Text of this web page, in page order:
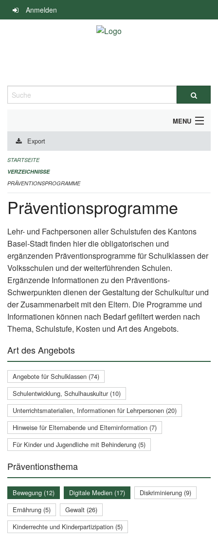
Navigation
überspringen
Anmelden
Suche
MENU
DURCHFÜHRUNG UND FINANZIERUNG
IMPRESSUM
Export
STARTSEITE
VERZEICHNISSE
PRÄVENTIONSPROGRAMME
Präventionsprogramme
Lehr- und Fachpersonen aller Schulstufen des Kantons
Basel-Stadt finden hier die obligatorischen und
ergänzenden Präventionsprogramme für Schulklassen der
Volksschulen und der weiterführenden Schulen.
Ergänzende Informationen zu den Präventions-
Schwerpunkten dienen der Gestaltung der Schulkultur und
der Zusammenarbeit mit den Eltern. Die Programme und
Informationen können nach Bedarf gefiltert werden nach
Thema, Schulstufe, Kosten und Art des Angebots.
Art des Angebots
Angebote für Schulklassen (74)
Schulentwicklung, Schulhauskultur (10)
Unterrichtsmaterialien, Informationen für Lehrpersonen (20)
Hinweise für Elternabende und Elterninformation (7)
Für Kinder und Jugendliche mit Behinderung (5)
Präventionsthema
Bewegung (12) Digitale Medien (17)
Diskriminierung (9)
Ernährung (5)
Gewalt (26)
Kinderrechte und Kinderpartizipation (5)